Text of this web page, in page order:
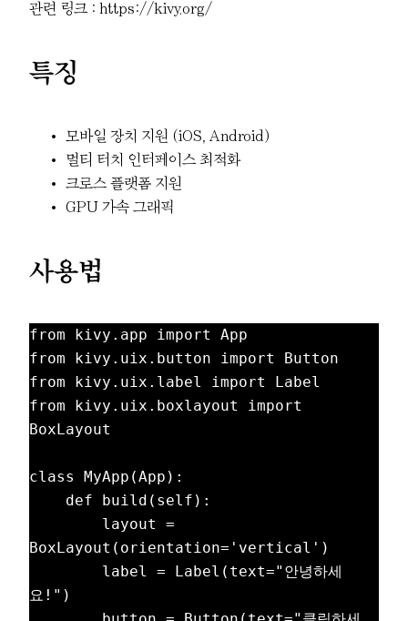
관련 링크 : https://kivy.org/
특징
모바일 장치 지원 (iOS, Android)
멀티 터치 인터페이스 최적화
크로스 플랫폼 지원
GPU 가속 그래픽
사용법
from kivy.app import App
from kivy.uix.button import Button
from kivy.uix.label import Label
from kivy.uix.boxlayout import
BoxLayout
class MyApp(App):
BoxLayout(orientation='vertical')
요!")